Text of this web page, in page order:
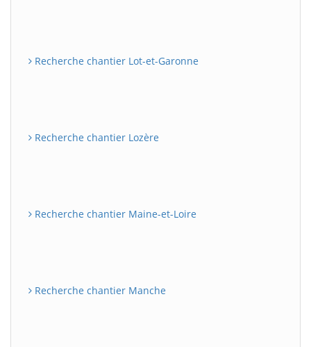
Recherche chantier Lot-et-Garonne
Recherche chantier Lozère
Recherche chantier Maine-et-Loire
Recherche chantier Manche